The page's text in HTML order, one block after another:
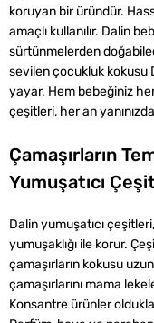
koruyan bir üründür.
amaçlı kullanılır. Dalin
sürtünmelerden
sevilen çocukluk kokusu
yayar. Hem bebeğiniz
çeşitleri, her an
Çamaşırların
Yumuşatıcı
Dalin yumuşatıcı
yumuşaklığı ile korur.
çamaşırların kokusu
çamaşırlarını mama
Konsantre ürünler